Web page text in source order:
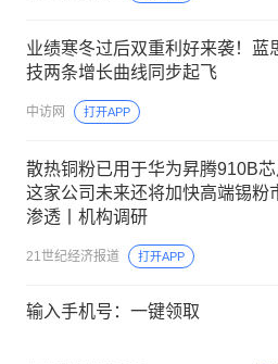
业绩寒冬过后双重利好来袭！蓝
技两条增长曲线同步起飞
中访网 打开APP
散热铜粉已用于华为昇腾910B芯
这家公司未来还将加快高端锡粉
渗透丨机构调研
21世纪经济报道 打开APP
输入手机号：一键领取